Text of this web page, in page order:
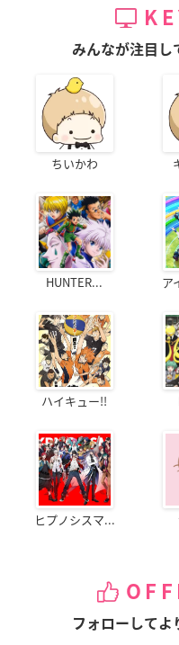
みんなが注目し
ちいかわ
HUNTER... ア
ハイキュー!!
ヒプノシスマ...
フォローしてよ